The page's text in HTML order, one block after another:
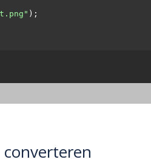
);
converteren